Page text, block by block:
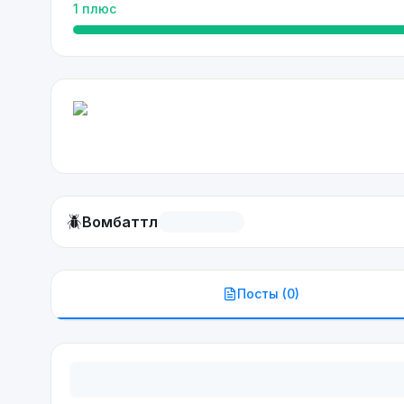
1 плюс
🪲Вомбаттл
Посты (0)